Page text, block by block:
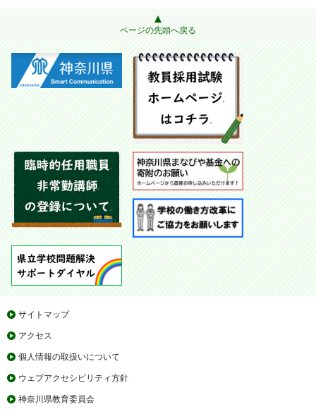
ページの先頭へ戻る
サイトマップ
アクセス
個人情報の取扱いについて
ウェブアクセシビリティ方針
神奈川県教育委員会